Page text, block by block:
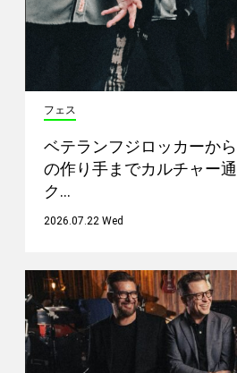
フェス
ベテランフジロッカーか
の作り手までカルチャー
ク…
2026.07.22 Wed